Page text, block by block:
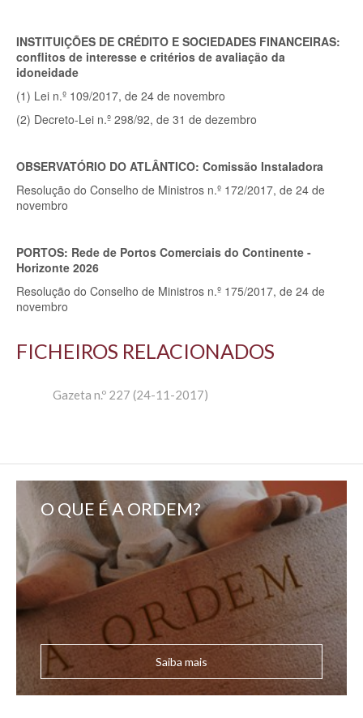
INSTITUIÇÕES DE CRÉDITO E SOCIEDADES FINANCEIRAS:
conflitos de interesse e critérios de avaliação da
idoneidade
(1) Lei n.º 109/2017, de 24 de novembro
(2) Decreto-Lei n.º 298/92, de 31 de dezembro
OBSERVATÓRIO DO ATLÂNTICO: Comissão Instaladora
Resolução do Conselho de Ministros n.º 172/2017, de 24 de
novembro
PORTOS: Rede de Portos Comerciais do Continente -
Horizonte 2026
Resolução do Conselho de Ministros n.º 175/2017, de 24 de
novembro
FICHEIROS RELACIONADOS
Gazeta n.º 227 (24-11-2017)
O QUE É A ORDEM?
Saiba mais